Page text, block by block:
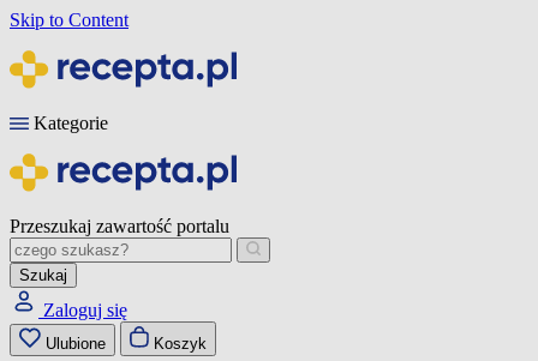
Skip to Content
Kategorie
Przeszukaj zawartość portalu
Szukaj
Zaloguj się
Ulubione Koszyk